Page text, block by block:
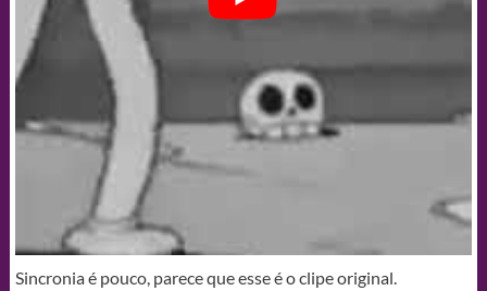
Sincronia é pouco, parece que esse é o clipe original.